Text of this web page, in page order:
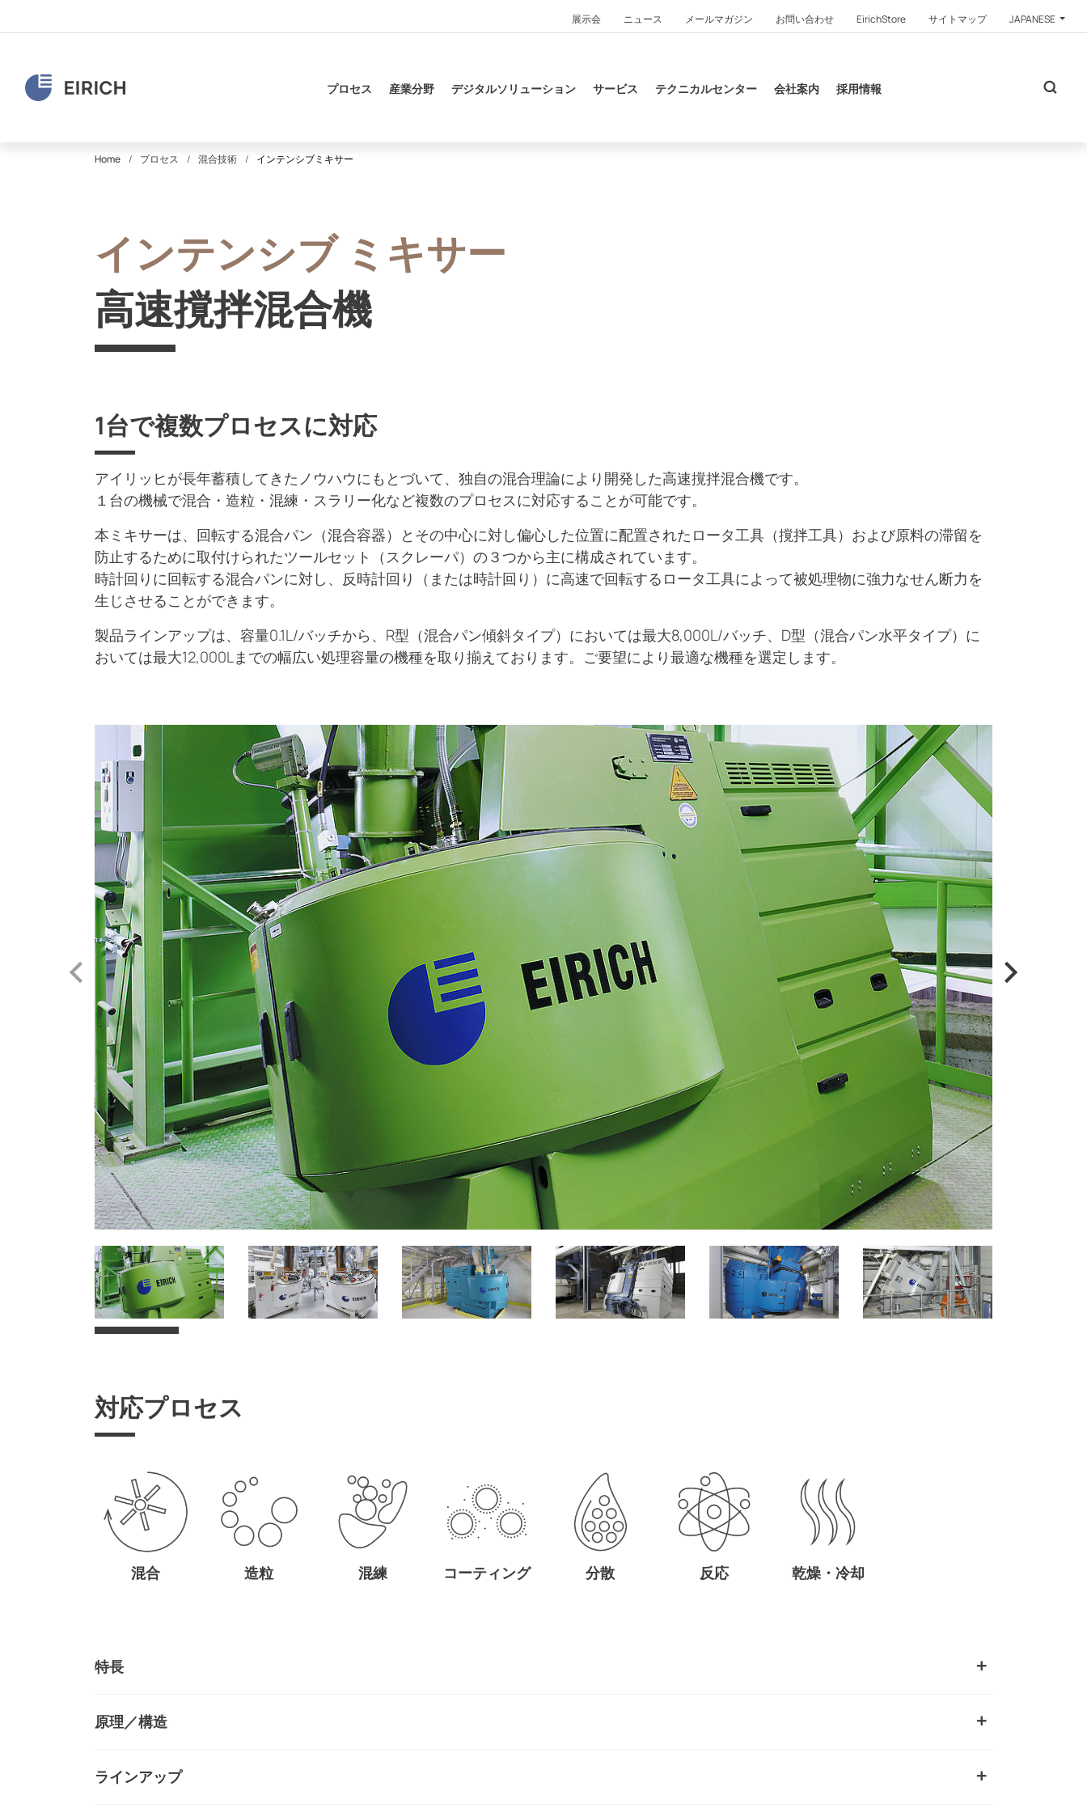
展示会 ニュース メールマガジン お問い合わせ EirichStore サイトマップ JAPANESE
プロセス 産業分野 デジタルソリューション サービス テクニカルセンター 会社案内 採用情報
Home プロセス 混合技術 インテンシブミキサー
高速撹拌混合機
インテンシブ ミキサー
1台で複数プロセスに対応
アイリッヒが長年蓄積してきたノウハウにもとづいて、独自の混合理論により開発した高速撹拌混合機です。
１台の機械で混合・造粒・混練・スラリー化など複数のプロセスに対応することが可能です。
本ミキサーは、回転する混合パン（混合容器）とその中心に対し偏心した位置に配置されたロータ工具（撹拌工具）および原料の滞留を
防止するために取付けられたツールセット（スクレーパ）の３つから主に構成されています。
時計回りに回転する混合パンに対し、反時計回り（または時計回り）に高速で回転するロータ工具によって被処理物に強力なせん断力を
生じさせることができます。
製品ラインアップは、容量0.1L/バッチから、R型（混合パン傾斜タイプ）においては最大8,000L/バッチ、D型（混合パン水平タイプ）に
おいては最大12,000Lまでの幅広い処理容量の機種を取り揃えております。ご要望により最適な機種を選定します。
対応プロセス
混合 造粒 混練 コーティング 分散 反応 乾燥・冷却
特長
原理／構造
ラインアップ